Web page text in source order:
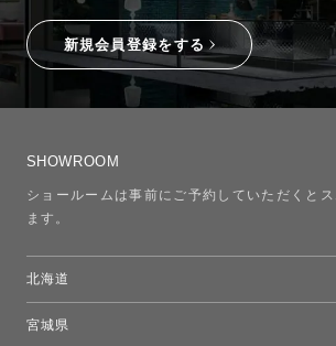
新規会員登録をする
SHOWROOM
ショールームは事前にご予約していただくと
ます。
北海道
宮城県